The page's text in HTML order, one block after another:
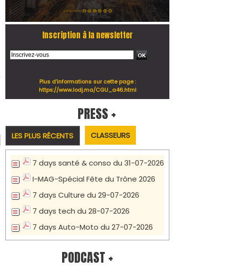
Inscription à la newsletter
Plus d'informations sur cette page :
https://www.lodj.ma/CGU_a46.html
PRESS +
LES PLUS RÉCENTS CLASSEURS
7 days santé & conso du 31-07-2026
I-MAG-Spécial Fête du Trône 2026
7 days Culture du 29-07-2026
7 days tech du 28-07-2026
7 days Auto-Moto du 27-07-2026
PODCAST +